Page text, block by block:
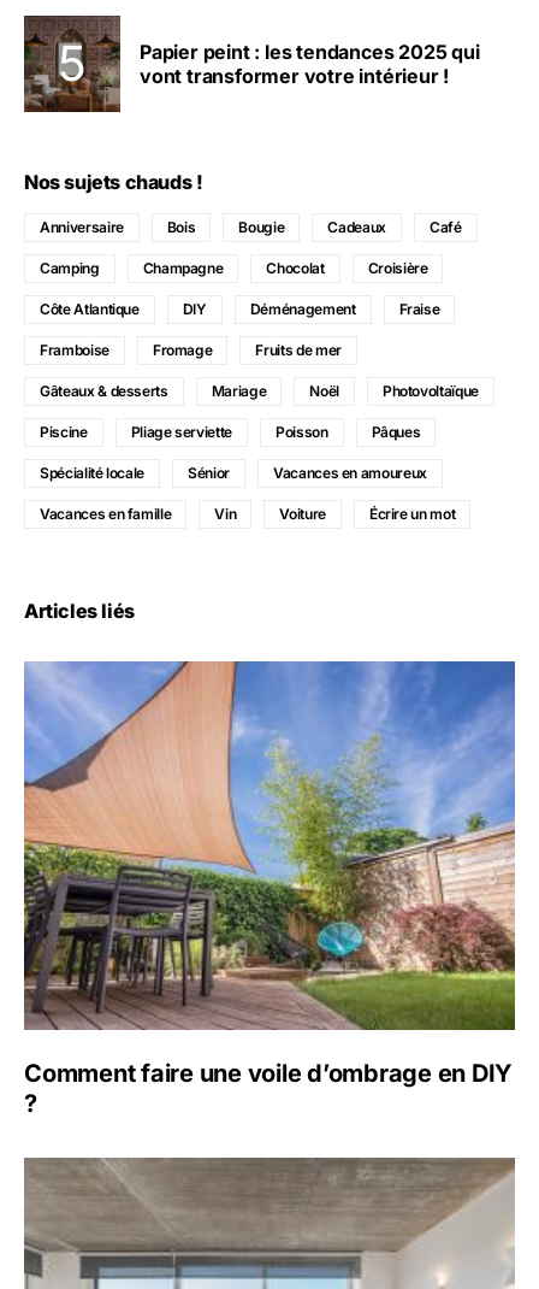
Papier peint : les tendances 2025 qui
vont transformer votre intérieur !
Nos sujets chauds !
Anniversaire Bois Bougie Cadeaux Café
Camping Champagne Chocolat Croisière
Côte Atlantique DIY Déménagement Fraise
Framboise Fromage Fruits de mer
Gâteaux & desserts Mariage Noël Photovoltaïque
Piscine Pliage serviette Poisson Pâques
Spécialité locale Sénior Vacances en amoureux
Vacances en famille Vin Voiture Écrire un mot
Articles liés
Comment faire une voile d’ombrage en DIY
?